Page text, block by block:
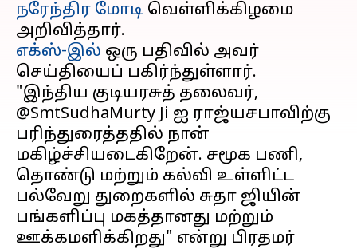
நரேந்திர மோடி வெள்ளிக்கிழமை
எக்ஸ்-இல் ஒரு பதிவில் அவர்
செய்தியைப் பகிர்ந்துள்ளார்.
"இந்திய குடியரசுத் தலைவர்,
@SmtSudhaMurty Ji ஐ ராஜ்யசபாவிற்கு
பரிந்துரைத்ததில் நான்
மகிழ்ச்சியடைகிறேன். சமூக பணி,
தொண்டு மற்றும் கல்வி உள்ளிட்ட
பல்வேறு துறைகளில் சுதா ஜியின்
பங்களிப்பு மகத்தானது மற்றும்
ஊக்கமளிக்கிறது" என்று பிரதமர்